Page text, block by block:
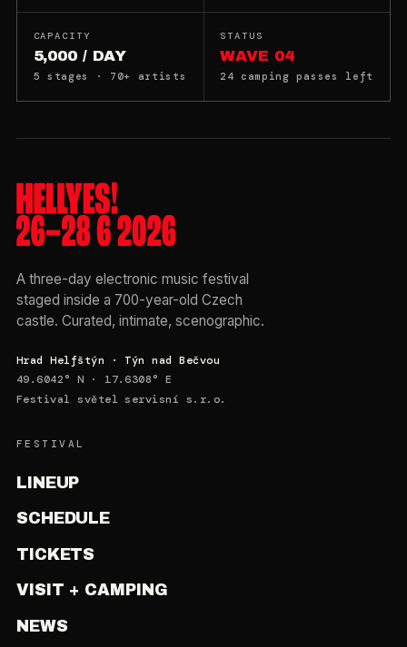
CAPACITY
5,000 / DAY
5 stages · 70+ artists
STATUS
WAVE 04
24 camping passes left
A three-day electronic music festival
staged inside a 700-year-old Czech
castle. Curated, intimate, scenographic.
Hrad Helfštýn · Týn nad Bečvou
49.6042° N · 17.6308° E
Festival světel servisní s.r.o.
FESTIVAL
LINEUP
SCHEDULE
TICKETS
VISIT + CAMPING
NEWS